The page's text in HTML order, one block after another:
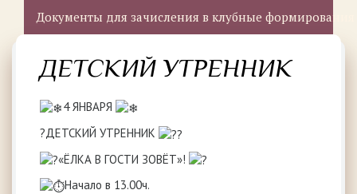
Документы для зачисления в клубные формирования
ДЕТСКИЙ УТРЕННИК
4 ЯНВАРЯ
?ДЕТСКИЙ УТРЕННИК
«ЁЛКА В ГОСТИ ЗОВЁТ»!
Начало в 13.00ч.